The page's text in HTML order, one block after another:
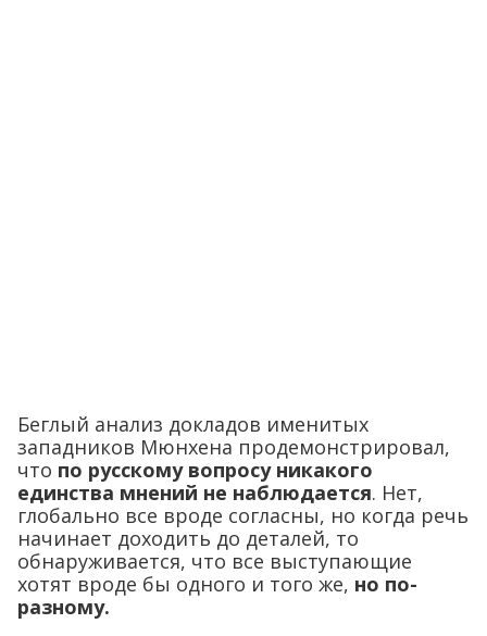
Беглый анализ докладов именитых
западников Мюнхена продемонстрировал,
что по русскому вопросу никакого
единства мнений не наблюдается. Нет,
глобально все вроде согласны, но когда речь
начинает доходить до деталей, то
обнаруживается, что все выступающие
хотят вроде бы одного и того же, но по-
разному.